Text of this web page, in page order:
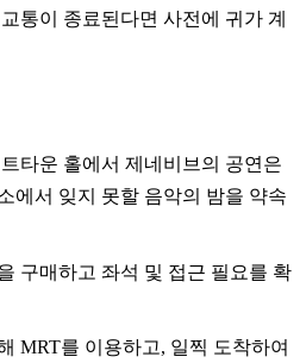
통이 종료된다면 사전에 귀가 계
타운 홀에서 제네비브의 공연은
에서 잊지 못할 음악의 밤을 약속
구매하고 좌석 및 접근 필요를 확
MRT를 이용하고, 일찍 도착하여